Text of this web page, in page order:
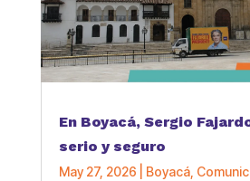
En Boyacá, Sergio
serio y seguro
May 27, 2026 Boyacá,